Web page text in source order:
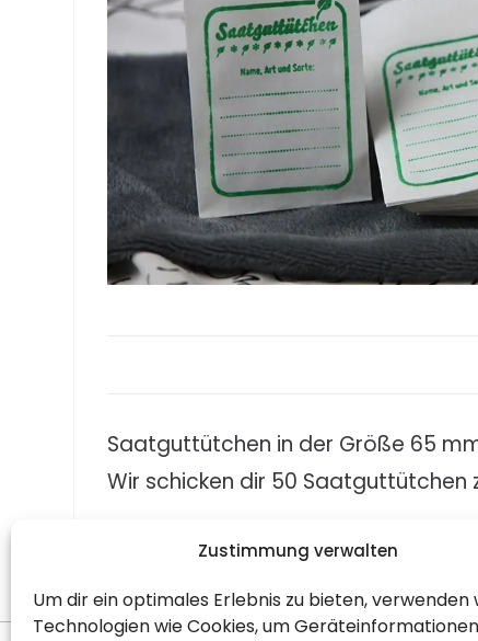
Zustimmung verwalten
Um dir ein optimales Erlebnis zu bieten, verwenden
Technologien wie Cookies, um
Saatguttütchen in der Größe 65
Wir schicken dir 50 Saatguttütchen